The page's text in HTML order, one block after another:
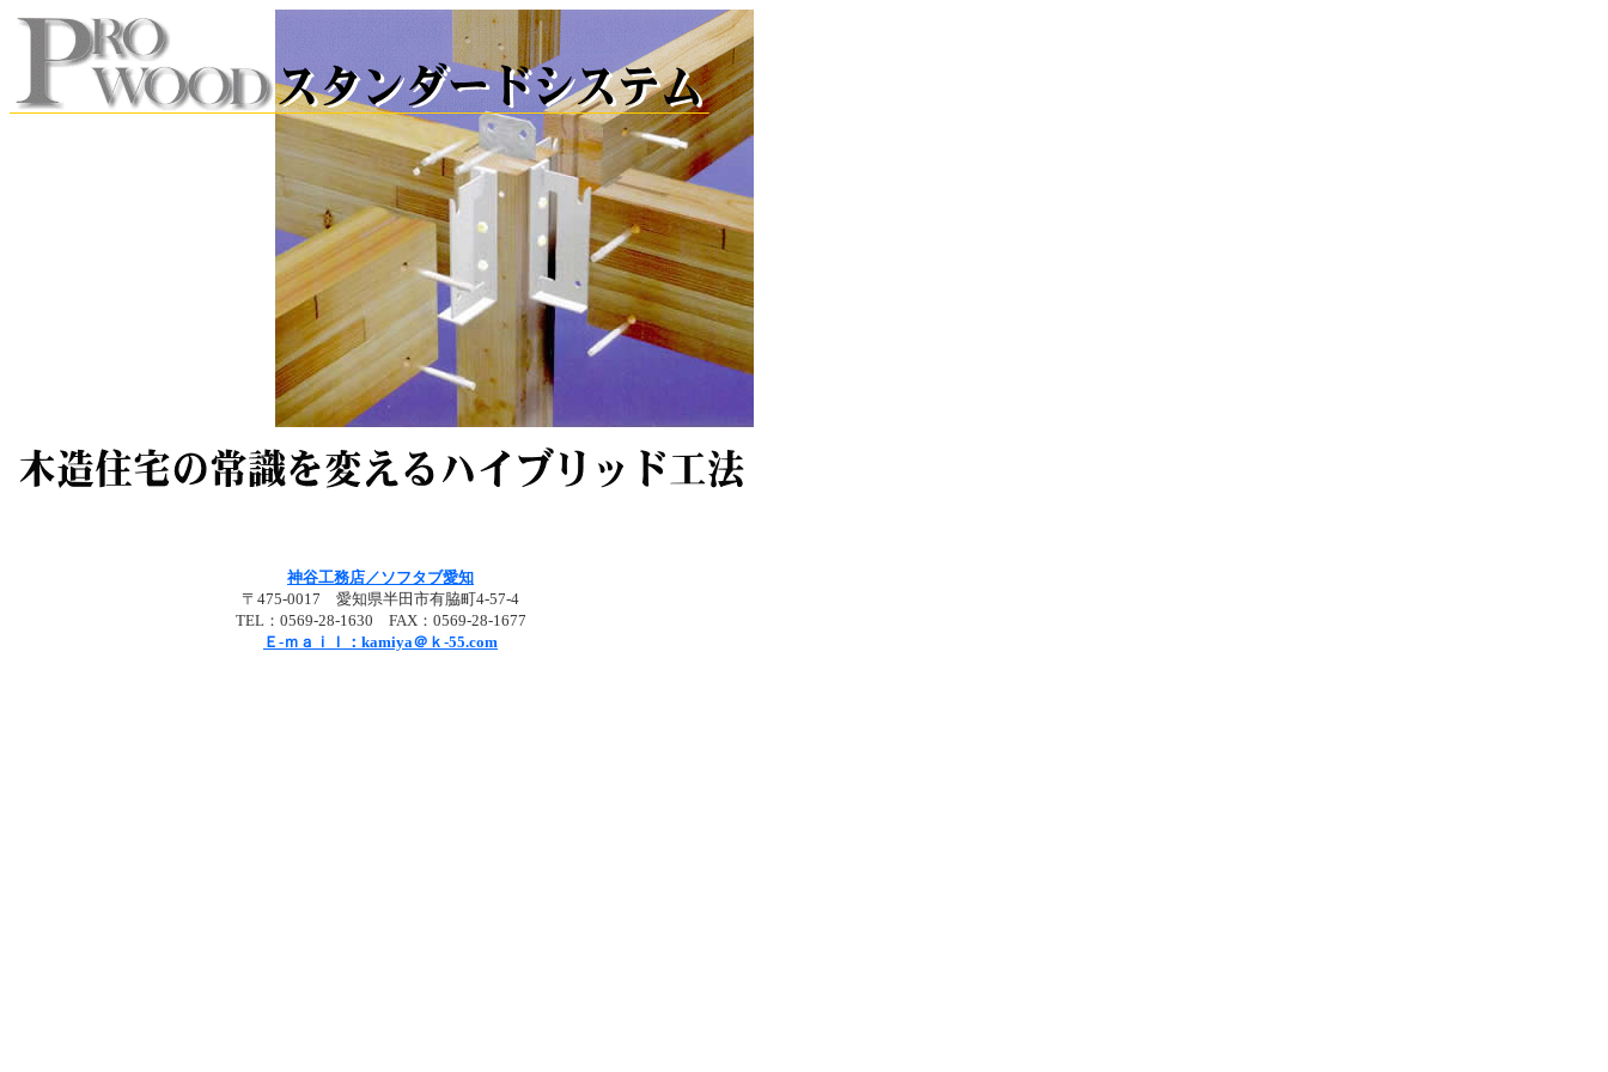
神谷工務店／ソフタブ愛知
〒475-0017 愛知県半田市有脇町4-57-4
TEL：0569-28-1630 FAX：0569-28-1677
Ｅ-ｍａｉｌ：kamiya＠ｋ-55.com